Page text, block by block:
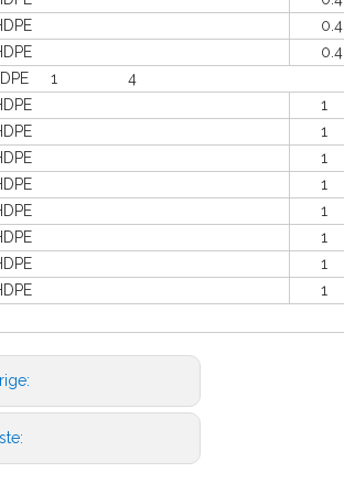
0.4
0.4
HDPE 1 4
1
1
1
1
1
1
1
1